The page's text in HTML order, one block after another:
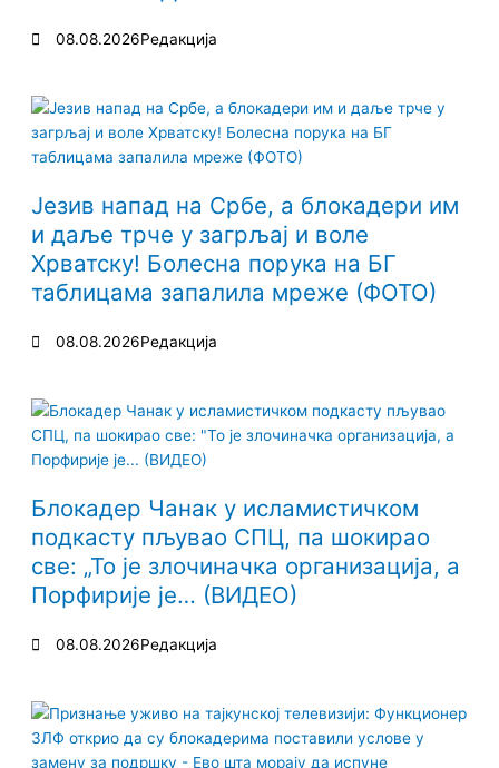
08.08.2026Редакција
Језив напад на Србе, а блокадери им
и даље трче у загрљај и воле
Хрватску! Болесна порука на БГ
таблицама запалила мреже (ФОТО)
08.08.2026Редакција
Блокадер Чанак у исламистичком
подкасту пљувао СПЦ, па шокирао
све: „То је злочиначка организација, а
Порфирије је… (ВИДЕО)
08.08.2026Редакција